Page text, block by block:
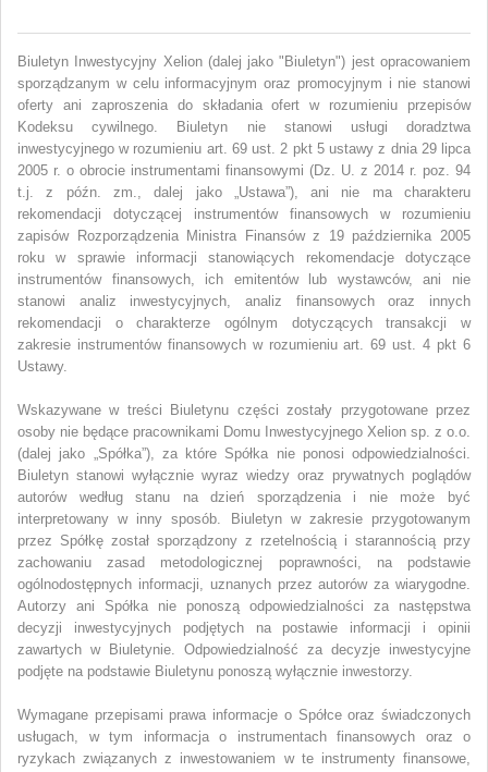
Biuletyn Inwestycyjny Xelion (dalej jako "Biuletyn") jest opracowaniem
sporządzanym w celu informacyjnym oraz promocyjnym i nie stanowi
oferty ani zaproszenia do składania ofert w rozumieniu przepisów
Kodeksu cywilnego. Biuletyn nie stanowi usługi doradztwa
inwestycyjnego w rozumieniu art. 69 ust. 2 pkt 5 ustawy z dnia 29 lipca
2005 r. o obrocie instrumentami finansowymi (Dz. U. z 2014 r. poz. 94
t.j. z późn. zm., dalej jako „Ustawa”), ani nie ma charakteru
rekomendacji dotyczącej instrumentów finansowych w rozumieniu
zapisów Rozporządzenia Ministra Finansów z 19 października 2005
roku w sprawie informacji stanowiących rekomendacje dotyczące
instrumentów finansowych, ich emitentów lub wystawców, ani nie
stanowi analiz inwestycyjnych, analiz finansowych oraz innych
rekomendacji o charakterze ogólnym dotyczących transakcji w
zakresie instrumentów finansowych w rozumieniu art. 69 ust. 4 pkt 6
Ustawy.
Wskazywane w treści Biuletynu części zostały przygotowane przez
osoby nie będące pracownikami Domu Inwestycyjnego Xelion sp. z o.o.
(dalej jako „Spółka”), za które Spółka nie ponosi odpowiedzialności.
Biuletyn stanowi wyłącznie wyraz wiedzy oraz prywatnych poglądów
autorów według stanu na dzień sporządzenia i nie może być
interpretowany w inny sposób. Biuletyn w zakresie przygotowanym
przez Spółkę został sporządzony z rzetelnością i starannością przy
zachowaniu zasad metodologicznej poprawności, na podstawie
ogólnodostępnych informacji, uznanych przez autorów za wiarygodne.
Autorzy ani Spółka nie ponoszą odpowiedzialności za następstwa
decyzji inwestycyjnych podjętych na postawie informacji i opinii
zawartych w Biuletynie. Odpowiedzialność za decyzje inwestycyjne
podjęte na podstawie Biuletynu ponoszą wyłącznie inwestorzy.
Wymagane przepisami prawa informacje o Spółce oraz świadczonych
usługach, w tym informacja o instrumentach finansowych oraz o
ryzykach związanych z inwestowaniem w te instrumenty finansowe,